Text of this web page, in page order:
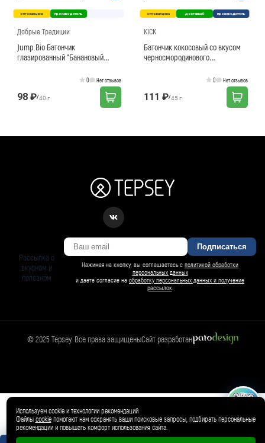
🛍️ Магазин
Товар добавлен в корзину ✓
оптовая цена производитель
Добрые Традиции
Jump.Bio Батончик
глазированный "Банановый
0 Нет отзывов
98 ₽/40 г
оптовая цена доставка 0 производитель
KICK
Батончик кокосовый со вкусом
черносмородинового
0 Нет отзывов
111 ₽/45 г
Рассылка о
вкусном и
полезном
Подписаться
Нажимая на кнопку, вы соглашаетесь с политикой обработки
персональных данных
и даете согласие на обработку персональных данных и получение
рассылок
© 2025 Tepsey. Все права защищеныСайт разработан
Используем cookie и технологии рекомендаций
Файлы cookieпомогают нам сохранять ваши поисковые запросы, подбирать персональные
рекомендации и повышать комфорт использования сайта.
БАРСИ ИИ